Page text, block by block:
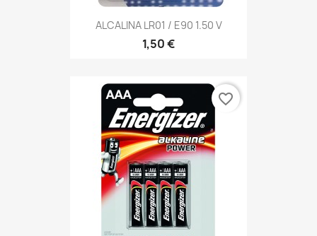
ALCALINA LR01 / E90 1.50 V
1,50 €
favorite_border